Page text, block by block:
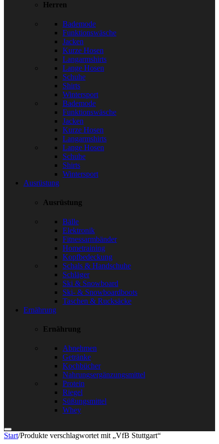
Herren
Bademode
Funktionswäsche
Jacken
Kurze Hosen
Langarmshirts
Lange Hosen
Schuhe
Shirts
Wintersport
Bademode
Funktionswäsche
Jacken
Kurze Hosen
Langarmshirts
Lange Hosen
Schuhe
Shirts
Wintersport
Ausrüstung
Ausrüstung
Bälle
Elektronik
Fitnessarmbänder
Hometraining
Kopfbedeckung
Schals & Handschuhe
Schläger
Ski & Snowboard
Ski- & Snowboardboots
Taschen & Rucksäcke
Ernährung
Ernährung
Abnehmen
Getränke
Kochbücher
Nahrungsergänzungsmittel
Protein
Riegel
Süßungsmittel
Whey
Start/Produkte verschlagwortet mit „VfB Stuttgart“